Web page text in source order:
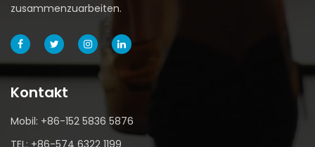
zusammenzuarbeiten.
Kontakt
Mobil: +86-152 5836 5876
TEL: +86-574 6322 1199